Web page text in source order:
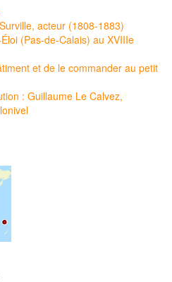
acteur (1808-1883)
(Pas-de-Calais) au XVIIIe
et de le commander au petit
: Guillaume Le Calvez,